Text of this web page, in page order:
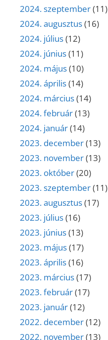
2024. szeptember(11)
2024. augusztus(16)
2024. július(12)
2024. június(11)
2024. május(10)
2024. április(14)
2024. március(14)
2024. február(13)
2024. január(14)
2023. december(13)
2023. november(13)
2023. október(20)
2023. szeptember(11)
2023. augusztus(17)
2023. július(16)
2023. június(13)
2023. május(17)
2023. április(16)
2023. március(17)
2023. február(17)
2023. január(12)
2022. december(12)
2022. november(13)